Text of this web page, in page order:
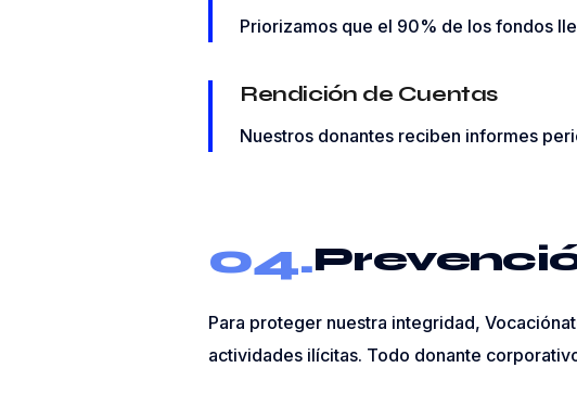
Priorizamos que el 90% de los fondos
Rendición de Cuentas
Nuestros donantes reciben informes
04.
Para proteger nuestra integridad,
actividades ilícitas. Todo donante